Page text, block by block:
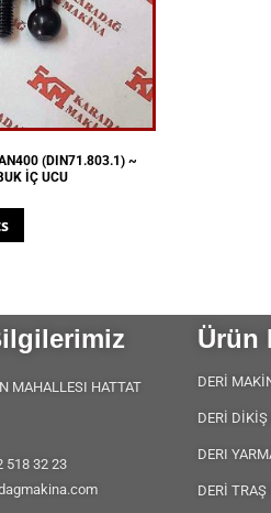
(DIN71.803.1) ~
İÇ UCU
MAHALLESI HATTAT
518 32 23
Ürün
DERİ
DERİ
DERI
DERİ